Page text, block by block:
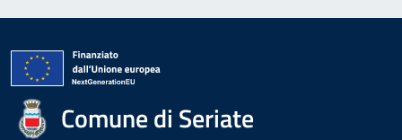
Comune di Seriate